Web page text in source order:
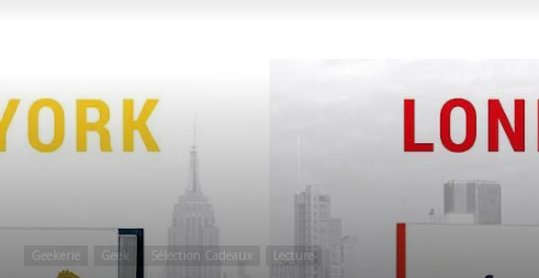
Geekerie Geek Sélection Cadeaux Lecture